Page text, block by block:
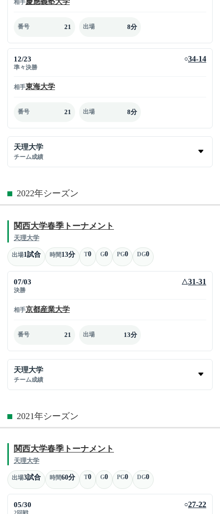
相手
番号 21 出場 8分
12/23
準々決勝
○34-14
相手東海大学
番号 21 出場 8分
天理大学
チーム成績
2022年シーズン
関西大学春季トーナメント
天理大学
出場1試合 時間13分 T0 G0 PG0 DG0
07/03
決勝
△31-31
相手京都産業大学
番号 21 出場 13分
天理大学
チーム成績
2021年シーズン
関西大学春季トーナメント
天理大学
出場3試合 時間60分 T0 G0 PG0 DG0
05/30 ○27-22